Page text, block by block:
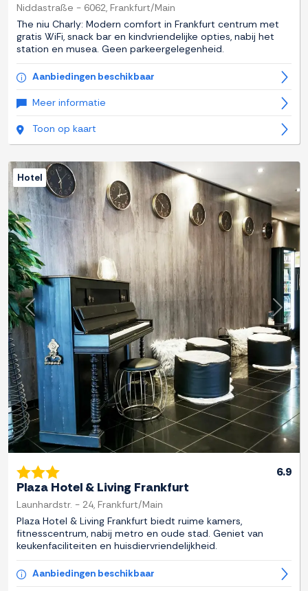
Niddastraße - 6062, Frankfurt/Main
The niu Charly: Modern comfort in Frankfurt centrum met
gratis WiFi, snack bar en kindvriendelijke opties, nabij het
station en musea. Geen parkeergelegenheid.
Aanbiedingen beschikbaar
Meer informatie
Toon op kaart
Previous Next
Hotel
6.9
Plaza Hotel & Living Frankfurt
Launhardstr. - 24, Frankfurt/Main
Plaza Hotel & Living Frankfurt biedt ruime kamers,
fitnesscentrum, nabij metro en oude stad. Geniet van
keukenfaciliteiten en huisdiervriendelijkheid.
Aanbiedingen beschikbaar